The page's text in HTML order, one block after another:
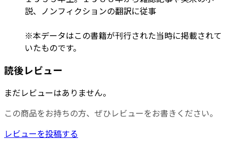
説、ノンフィクションの翻訳に従事
※本データはこの書籍が刊行された当時に掲載されて
いたものです。
読後レビュー
まだレビューはありません。
この商品をお持ちの方、ぜひレビューをお書きください。
レビューを投稿する